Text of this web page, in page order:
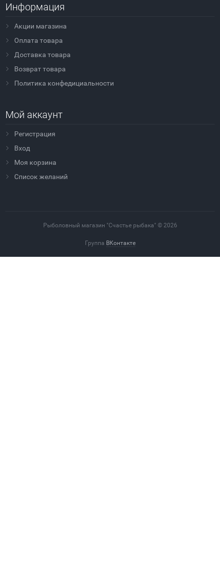
Информация
Акции магазина
Оплата товара
Доставка товара
Возврат товара
Политика конфедициальности
Мой аккаунт
Регистрация
Вход
Моя корзина
Cписок желаний
Рыболовный магазин "Счастье рыбака" © 2026
Группа ВКонтакте